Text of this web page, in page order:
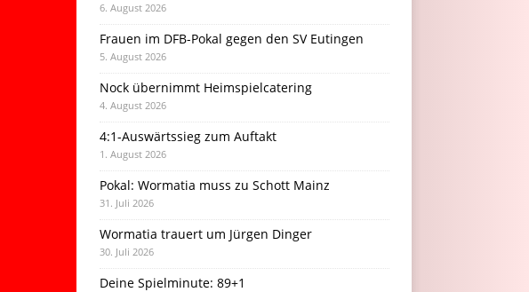
6. August 2026
Frauen im DFB-Pokal gegen den SV Eutingen
5. August 2026
Nock übernimmt Heimspielcatering
4. August 2026
4:1-Auswärtssieg zum Auftakt
1. August 2026
Pokal: Wormatia muss zu Schott Mainz
31. Juli 2026
Wormatia trauert um Jürgen Dinger
30. Juli 2026
Deine Spielminute: 89+1